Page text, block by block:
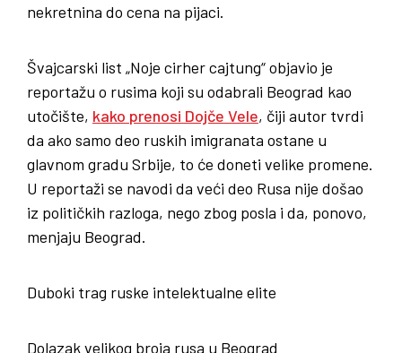
nekretnina do cena na pijaci.
Švajcarski list „Noje cirher cajtung“ objavio je
reportažu o rusima koji su odabrali Beograd kao
utočište, kako prenosi Dojče Vele, čiji autor tvrdi
da ako samo deo ruskih imigranata ostane u
glavnom gradu Srbije, to će doneti velike promene.
U reportaži se navodi da veći deo Rusa nije došao
iz političkih razloga, nego zbog posla i da, ponovo,
menjaju Beograd.
Duboki trag ruske intelektualne elite
Dolazak velikog broja rusa u Beograd